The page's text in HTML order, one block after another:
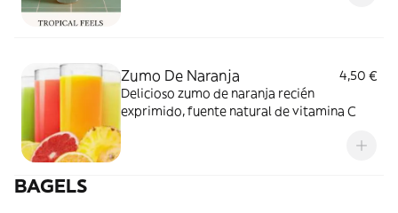
Zumo De Naranja
4,50 €
Delicioso zumo de naranja recién
exprimido, fuente natural de vitamina C
BAGELS